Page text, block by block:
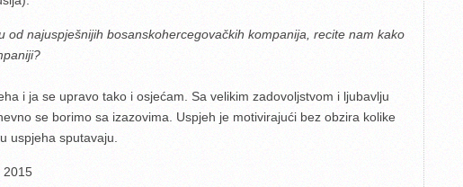
od najuspješnijih bosanskohercegovačkih kompanija, recite nam kako
i ja se upravo tako i osjećam. Sa velikim zadovoljstvom i ljubavlju
se borimo sa izazovima. Uspjeh je motivirajući bez obzira kolike
uspjeha sputavaju.
2015